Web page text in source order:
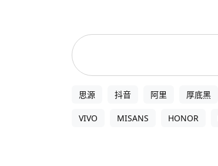
思源 抖音 阿里 厚底黑
VIVO MISANS HONOR